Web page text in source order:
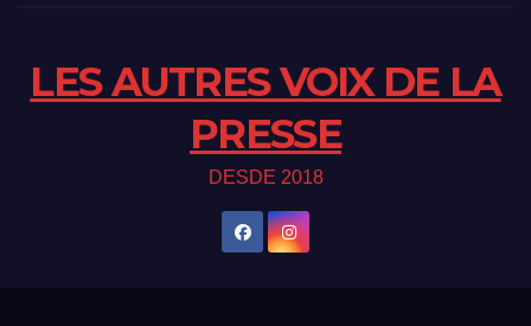
LES AUTRES VOIX DE LA
PRESSE
DESDE 2018